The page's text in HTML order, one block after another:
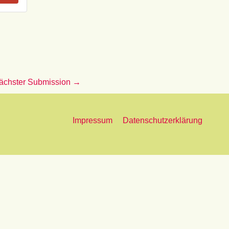
Submission →
Impressum Datenschutzerklärung